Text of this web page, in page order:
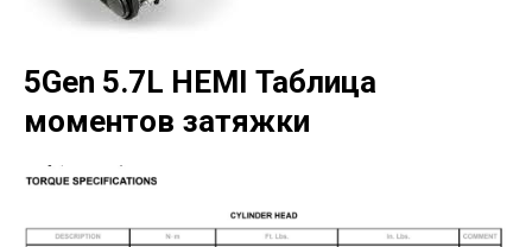
5Gen 5.7L HEMI Таблица
моментов затяжки